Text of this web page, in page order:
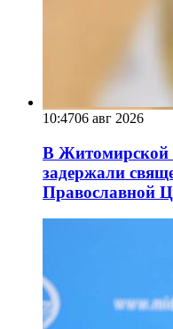
10:4706 авг 2026
В Житомирской
задержали
Православной